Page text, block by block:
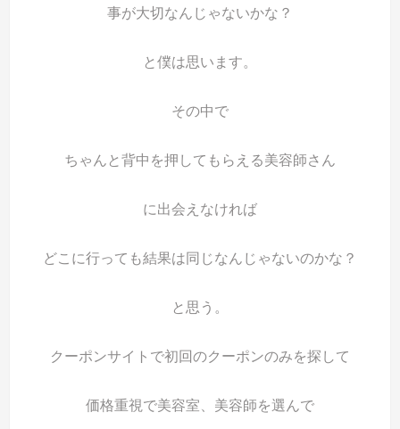
事が大切なんじゃないかな？
と僕は思います。
その中で
ちゃんと背中を押してもらえる美容師さん
に出会えなければ
どこに行っても結果は同じなんじゃないのかな？
と思う。
クーポンサイトで初回のクーポンのみを探して
価格重視で美容室、美容師を選んで